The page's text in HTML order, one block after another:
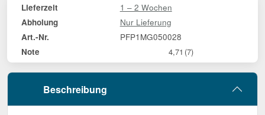
Lieferzeit 1 – 2 Wochen
Abholung Nur Lieferung
Art.-Nr. PFP1MG050028
Note 4,71 (7)
Beschreibung